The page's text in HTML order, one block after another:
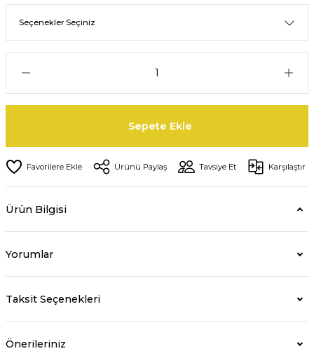
Sepete Ekle
Ürünü Paylaş Tavsiye Et Karşılaştır
Ürün Bilgisi
Yorumlar
Taksit Seçenekleri
Önerileriniz